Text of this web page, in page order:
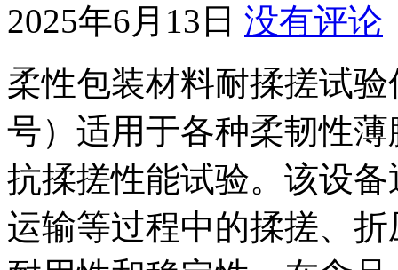
2025年6月13日 没有评论
柔性包装材料耐揉搓试
号）适用于各种柔韧性
抗揉搓性能试验。该设
运输等过程中的揉搓、